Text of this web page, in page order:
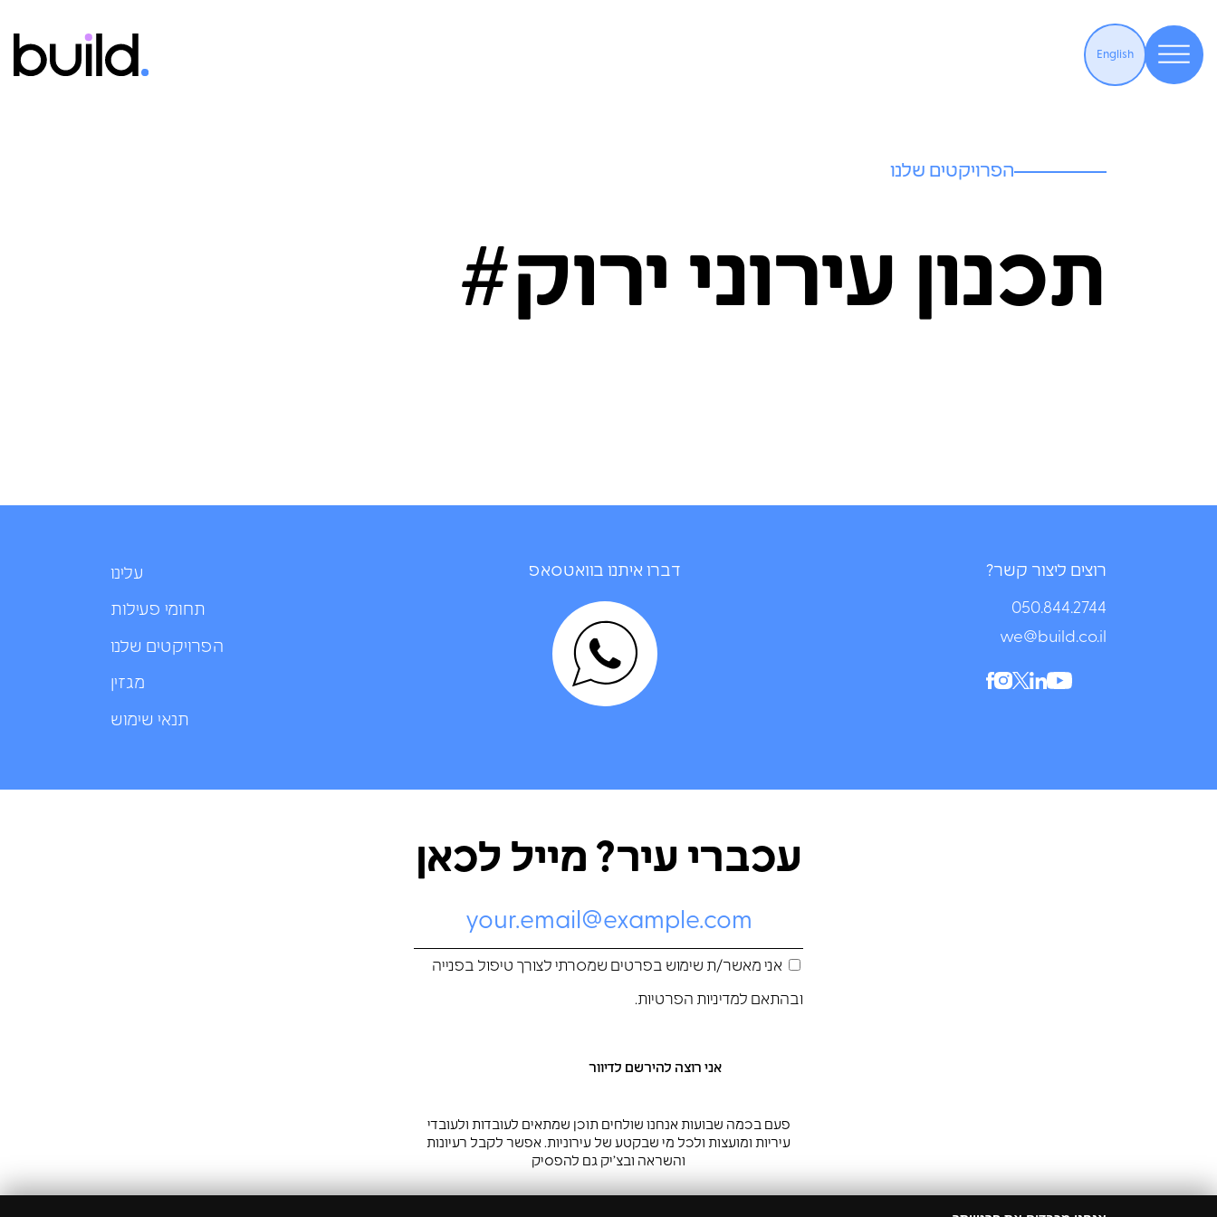
English
הפרויקטים שלנו
תכנון עירוני ירוק#
עלינו
תחומי פעילות
הפרויקטים שלנו
מגזין
תנאי שימוש
דברו איתנו בוואטסאפ רוצים ליצור קשר?
050.844.2744⁩
we@build.co.il
עכברי עיר? מייל לכאן
אני מאשר/ת שימוש בפרטים שמסרתי לצורך טיפול בפנייה
ובהתאם למדיניות הפרטיות.
פעם בכמה שבועות אנחנו שולחים תוכן שמתאים לעובדות ולעובדי
עיריות ומועצות ולכל מי שבקטע של עירוניות. אפשר לקבל רעיונות
והשראה ובצ’יק גם להפסיק